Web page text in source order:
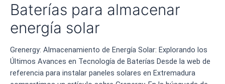
Fotovoltaico
Baterías para almacenar
energía solar
Grenergy: Almacenamiento de Energía Solar: Explorando los
Últimos Avances en Tecnología de Baterías Desde la web de
referencia para instalar paneles solares en Extremadura